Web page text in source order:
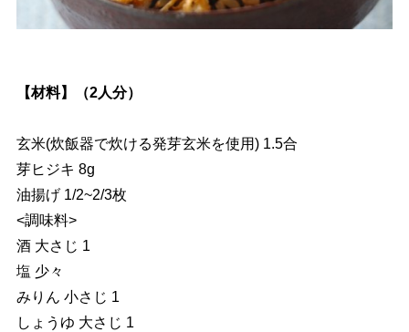
【材料】（2人分）
玄米(炊飯器で炊ける発芽玄米を使用) 1.5合
芽ヒジキ 8g
油揚げ 1/2~2/3枚
<調味料>
酒 大さじ 1
塩 少々
みりん 小さじ 1
しょうゆ 大さじ 1